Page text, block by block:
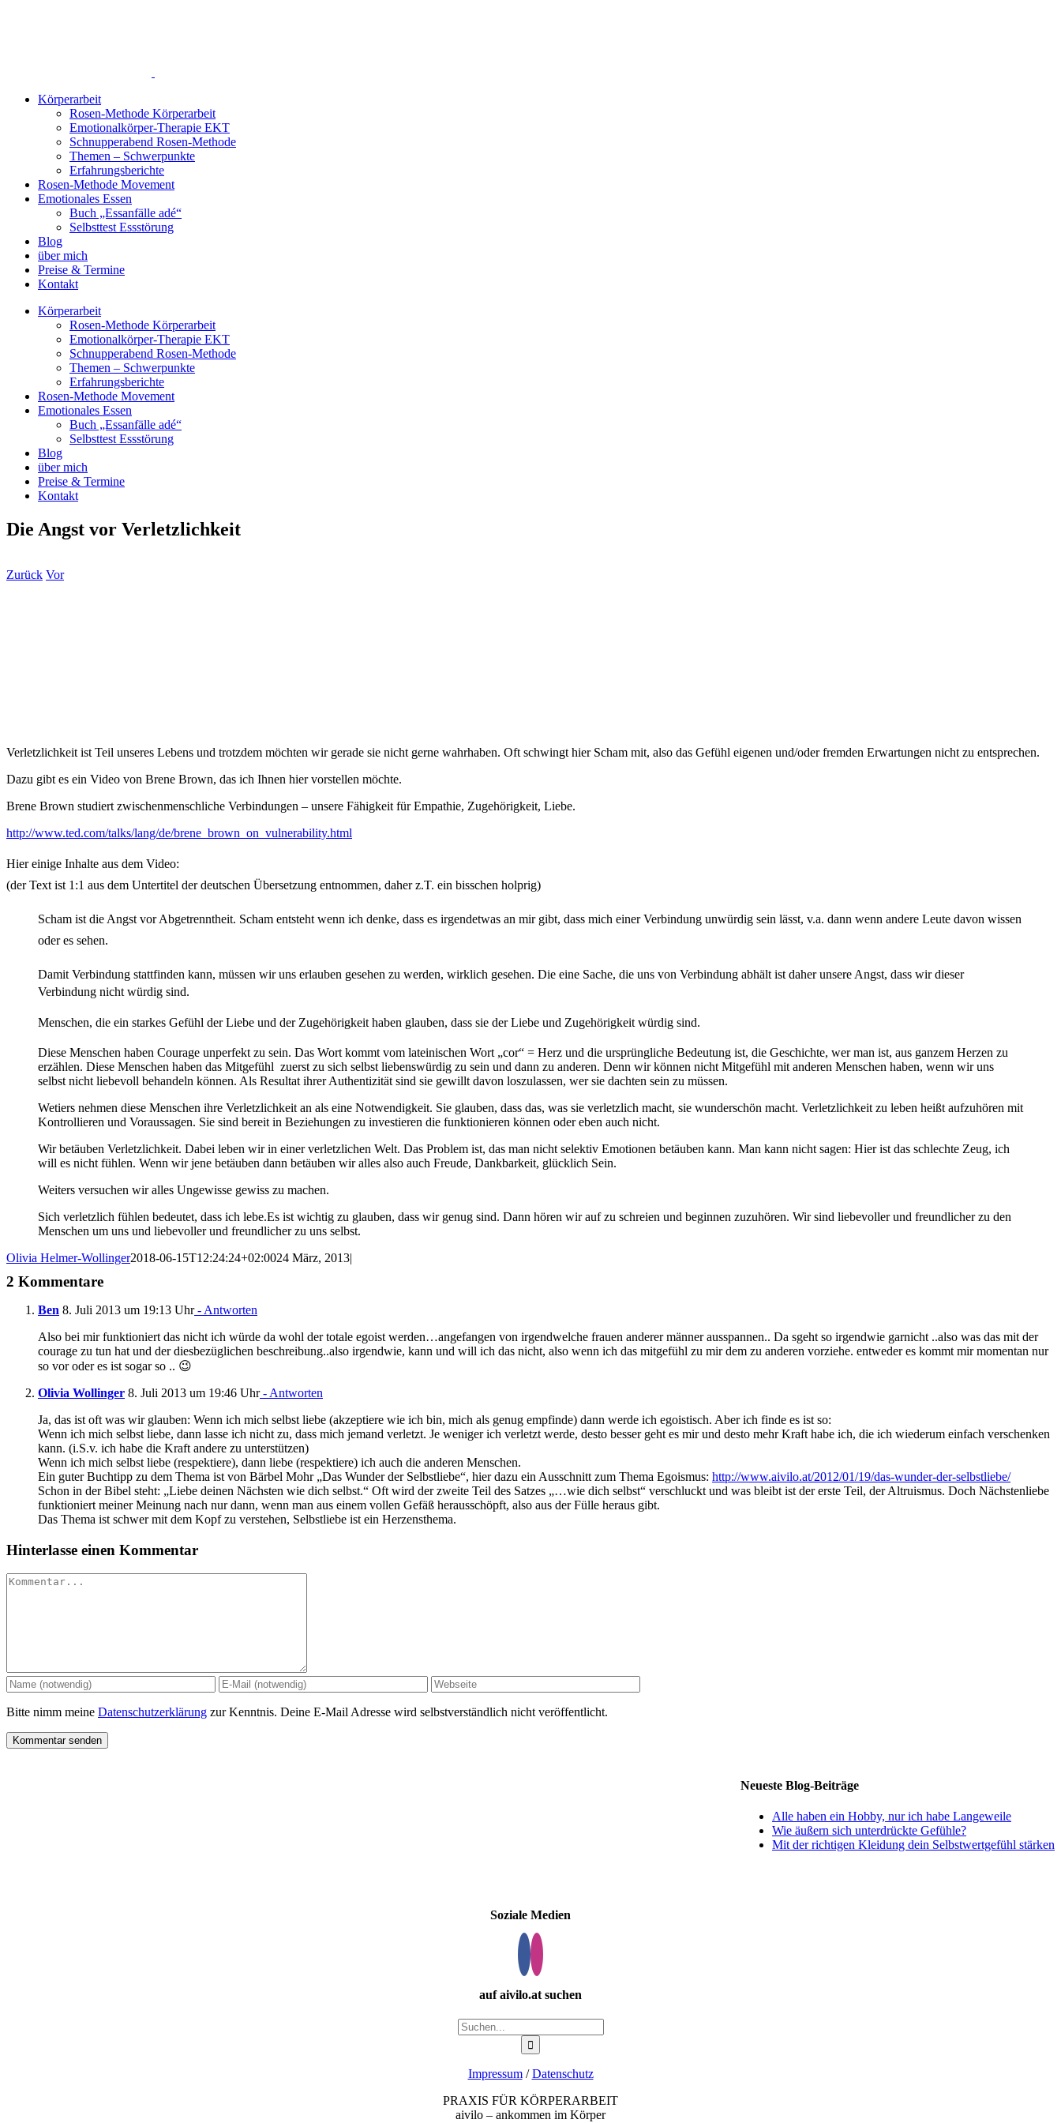
Körperarbeit
Rosen-Methode Körperarbeit
Emotionalkörper-Therapie EKT
Schnupperabend Rosen-Methode
Themen – Schwerpunkte
Erfahrungsberichte
Rosen-Methode Movement
Emotionales Essen
Buch „Essanfälle adé“
Selbsttest Essstörung
Blog
über mich
Preise & Termine
Kontakt
Körperarbeit
Rosen-Methode Körperarbeit
Emotionalkörper-Therapie EKT
Schnupperabend Rosen-Methode
Themen – Schwerpunkte
Erfahrungsberichte
Rosen-Methode Movement
Emotionales Essen
Buch „Essanfälle adé“
Selbsttest Essstörung
Blog
über mich
Preise & Termine
Kontakt
Die Angst vor Verletzlichkeit
Zurück Vor
Verletzlichkeit ist Teil unseres Lebens und trotzdem möchten wir gerade sie nicht gerne wahrhaben. Oft schwingt hier Scham mit, also das Gefühl eigenen und/oder fremden Erwartungen nicht zu entsprechen.
Dazu gibt es ein Video von Brene Brown, das ich Ihnen hier vorstellen möchte.
Brene Brown studiert zwischenmenschliche Verbindungen – unsere Fähigkeit für Empathie, Zugehörigkeit, Liebe.
http://www.ted.com/talks/lang/de/brene_brown_on_vulnerability.html
Hier einige Inhalte aus dem Video:
(der Text ist 1:1 aus dem Untertitel der deutschen Übersetzung entnommen, daher z.T. ein bisschen holprig)
Scham ist die Angst vor Abgetrenntheit. Scham entsteht wenn ich denke, dass es irgendetwas an mir gibt, dass mich einer Verbindung unwürdig sein lässt, v.a. dann wenn andere Leute davon wissen
oder es sehen.
Damit Verbindung stattfinden kann, müssen wir uns erlauben gesehen zu werden, wirklich gesehen. Die eine Sache, die uns von Verbindung abhält ist daher unsere Angst, dass wir dieser
Verbindung nicht würdig sind.
Menschen, die ein starkes Gefühl der Liebe und der Zugehörigkeit haben glauben, dass sie der Liebe und Zugehörigkeit würdig sind.
Diese Menschen haben Courage unperfekt zu sein. Das Wort kommt vom lateinischen Wort „cor“ = Herz und die ursprüngliche Bedeutung ist, die Geschichte, wer man ist, aus ganzem Herzen zu
erzählen. Diese Menschen haben das Mitgefühl zuerst zu sich selbst liebenswürdig zu sein und dann zu anderen. Denn wir können nicht Mitgefühl mit anderen Menschen haben, wenn wir uns
selbst nicht liebevoll behandeln können. Als Resultat ihrer Authentizität sind sie gewillt davon loszulassen, wer sie dachten sein zu müssen.
Wetiers nehmen diese Menschen ihre Verletzlichkeit an als eine Notwendigkeit. Sie glauben, dass das, was sie verletzlich macht, sie wunderschön macht. Verletzlichkeit zu leben heißt aufzuhören mit
Kontrollieren und Voraussagen. Sie sind bereit in Beziehungen zu investieren die funktionieren können oder eben auch nicht.
Wir betäuben Verletzlichkeit. Dabei leben wir in einer verletzlichen Welt. Das Problem ist, das man nicht selektiv Emotionen betäuben kann. Man kann nicht sagen: Hier ist das schlechte Zeug, ich
will es nicht fühlen. Wenn wir jene betäuben dann betäuben wir alles also auch Freude, Dankbarkeit, glücklich Sein.
Weiters versuchen wir alles Ungewisse gewiss zu machen.
Sich verletzlich fühlen bedeutet, dass ich lebe.Es ist wichtig zu glauben, dass wir genug sind. Dann hören wir auf zu schreien und beginnen zuzuhören. Wir sind liebevoller und freundlicher zu den
Menschen um uns und liebevoller und freundlicher zu uns selbst.
Olivia Helmer-Wollinger2018-06-15T12:24:24+02:0024 März, 2013|
2 Kommentare
Ben 8. Juli 2013 um 19:13 Uhr- Antworten
Also bei mir funktioniert das nicht ich würde da wohl der totale egoist werden…angefangen von irgendwelche frauen anderer männer ausspannen.. Da sgeht so irgendwie garnicht ..also was das mit der
courage zu tun hat und der diesbezüglichen beschreibung..also irgendwie, kann und will ich das nicht, also wenn ich das mitgefühl zu mir dem zu anderen vorziehe. entweder es kommt mir momentan nur
so vor oder es ist sogar so .. 😉
Olivia Wollinger 8. Juli 2013 um 19:46 Uhr- Antworten
Ja, das ist oft was wir glauben: Wenn ich mich selbst liebe (akzeptiere wie ich bin, mich als genug empfinde) dann werde ich egoistisch. Aber ich finde es ist so:
Wenn ich mich selbst liebe, dann lasse ich nicht zu, dass mich jemand verletzt. Je weniger ich verletzt werde, desto besser geht es mir und desto mehr Kraft habe ich, die ich wiederum einfach verschenken
kann. (i.S.v. ich habe die Kraft andere zu unterstützen)
Wenn ich mich selbst liebe (respektiere), dann liebe (respektiere) ich auch die anderen Menschen.
Ein guter Buchtipp zu dem Thema ist von Bärbel Mohr „Das Wunder der Selbstliebe“, hier dazu ein Ausschnitt zum Thema Egoismus: http://www.aivilo.at/2012/01/19/das-wunder-der-selbstliebe/
Schon in der Bibel steht: „Liebe deinen Nächsten wie dich selbst.“ Oft wird der zweite Teil des Satzes „…wie dich selbst“ verschluckt und was bleibt ist der erste Teil, der Altruismus. Doch Nächstenliebe
funktioniert meiner Meinung nach nur dann, wenn man aus einem vollen Gefäß herausschöpft, also aus der Fülle heraus gibt.
Das Thema ist schwer mit dem Kopf zu verstehen, Selbstliebe ist ein Herzensthema.
Hinterlasse einen Kommentar
Kommentar
Bitte nimm meine Datenschutzerklärung zur Kenntnis. Deine E-Mail Adresse wird selbstverständlich nicht veröffentlicht.
Neueste Blog-Beiträge
Alle haben ein Hobby, nur ich habe Langeweile
Wie äußern sich unterdrückte Gefühle?
Mit der richtigen Kleidung dein Selbstwertgefühl stärken
Soziale Medien
auf aivilo.at suchen
Suche
nach:
Impressum/Datenschutz
PRAXIS FÜR KÖRPERARBEIT
aivilo – ankommen im Körper